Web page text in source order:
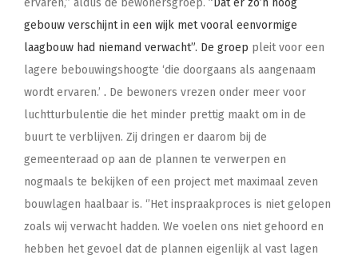
gebouw verschijnt in een wijk met vooral eenvormige
laagbouw had niemand verwacht”. De groep pleit voor een
lagere bebouwingshoogte ‘die doorgaans als aangenaam
wordt ervaren.’ . De bewoners vrezen onder meer voor
luchtturbulentie die het minder prettig maakt om in de
buurt te verblijven. Zij dringen er daarom bij de
gemeenteraad op aan de plannen te verwerpen en
nogmaals te bekijken of een project met maximaal zeven
bouwlagen haalbaar is. ‘’Het inspraakproces is niet gelopen
zoals wij verwacht hadden. We voelen ons niet gehoord en
hebben het gevoel dat de plannen eigenlijk al vast lagen